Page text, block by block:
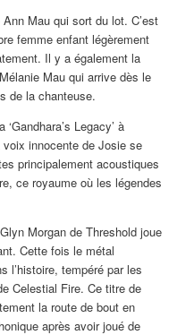
Mau qui sort du lot. C’est
femme enfant légèrement
Il y a également la
Mau qui arrive dès le
de la chanteuse.
Legacy’ à
voix innocente de Josie se
principalement acoustiques
ce royaume où les légendes
Morgan de Threshold joue
Cette fois le métal
l’histoire, tempéré par les
Celestial Fire. Ce titre de
la route de bout en
après avoir joué de